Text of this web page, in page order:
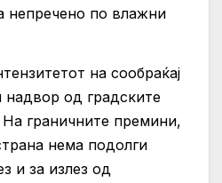
непречено по влажни
на сообраќај
надвор од градските
граничните премини,
нема подолги
и за излез од